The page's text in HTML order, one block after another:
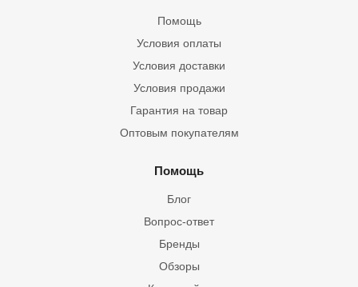
Помощь
Условия оплаты
Условия доставки
Условия продажи
Гарантия на товар
Оптовым покупателям
Помощь
Блог
Вопрос-ответ
Бренды
Обзоры